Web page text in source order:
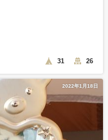
31 26
2022年1月18日